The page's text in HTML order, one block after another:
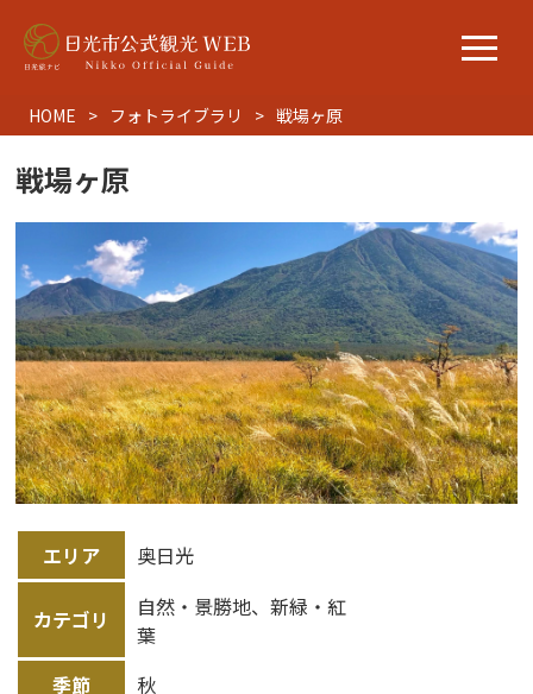
HOME フォトライブラリ 戦場ヶ原
戦場ヶ原
エリア 奥日光
カテゴリ
自然・景勝地、新緑・紅
葉
季節
秋